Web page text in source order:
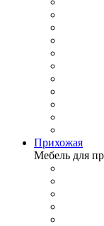
Прихожая
Мебель для